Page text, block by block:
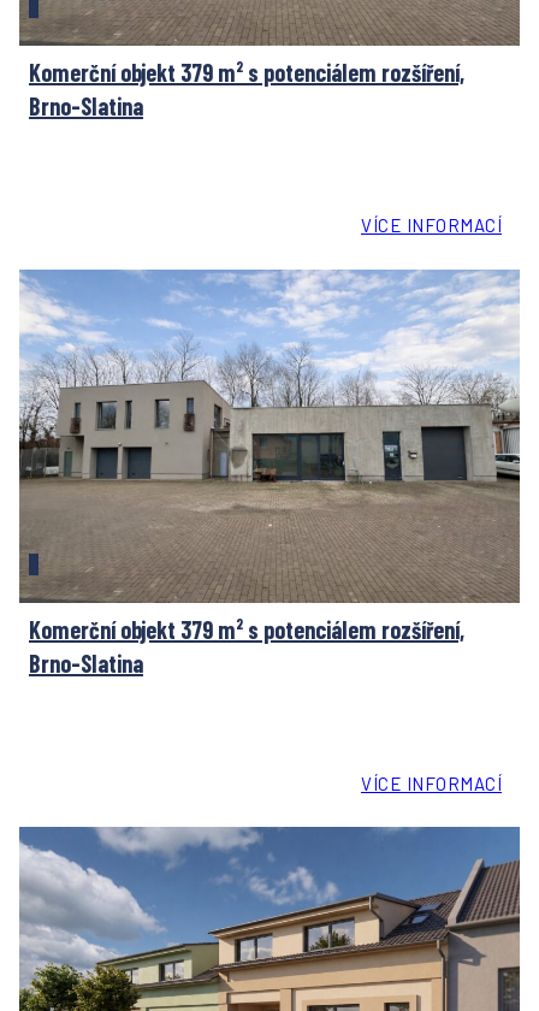
Komerční objekt 379 m² s potenciálem rozšíření,
Brno-Slatina
VÍCE INFORMACÍ
Komerční objekt 379 m² s potenciálem rozšíření,
Brno-Slatina
VÍCE INFORMACÍ